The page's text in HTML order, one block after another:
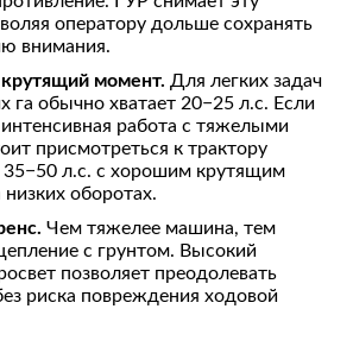
оператору дольше сохранять
внимания.
момент. Для легких задач
га обычно хватает 20−25 л.с. Если
работа с тяжелыми
присмотреться к трактору
35−50 л.с. с хорошим крутящим
оборотах.
Чем тяжелее машина, тем
с грунтом. Высокий
позволяет преодолевать
риска повреждения ходовой